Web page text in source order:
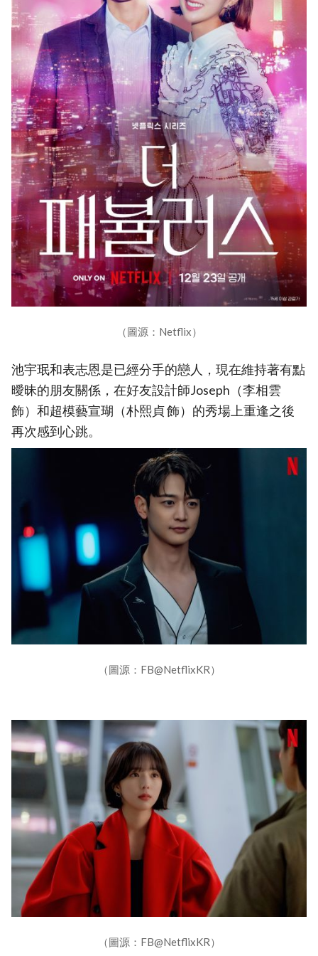
（圖源：Netflix）
池宇珉和表志恩是已經分手的戀人，現在維持著有點
曖昧的朋友關係，在好友設計師Joseph（李相雲
飾）和超模藝宣瑚（朴熙貞 飾）的秀場上重逢之後
再次感到心跳。
（圖源：FB@NetflixKR）
（圖源：FB@NetflixKR）